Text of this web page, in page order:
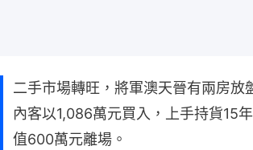
二手市場轉旺，將軍澳天晉有兩房放
內客以1,086萬元買入，上手持貨15
值600萬元離場。